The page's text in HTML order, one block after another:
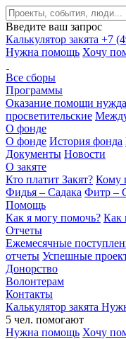
Введите ваш запрос
Калькулятор закята +7
Нужна помощь Хочу
Все сборы
Программы
Оказание помощи
просветительские
О фонде
О фонде История фонда
Документы Новости
О закяте
Кто платит Закят? Кому
Фидья – Садака Фитр –
Помощь
Как я могу помочь? Как
Отчеты
Ежемесячные
отчеты Успешные
Донорство
Волонтерам
Контакты
Калькулятор закята
5 чел. помогают
Нужна помощь Хочу